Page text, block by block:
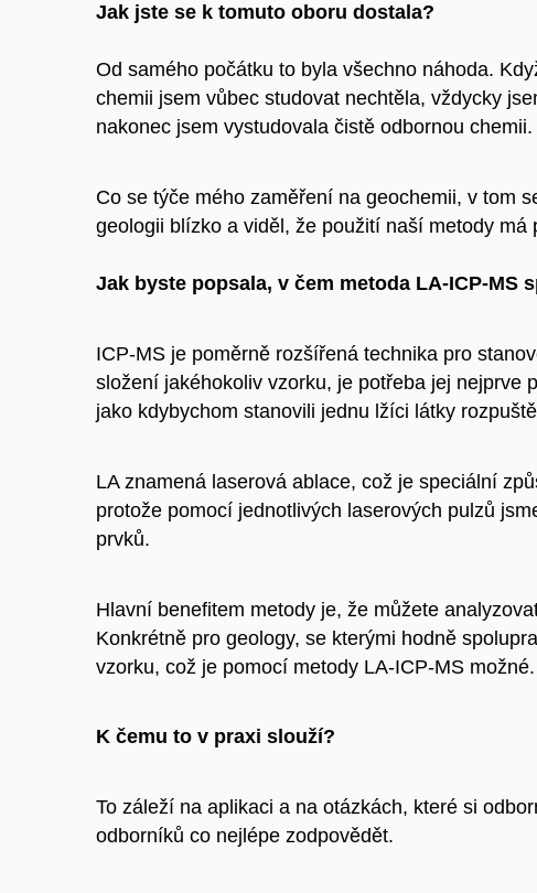
Jak jste se k tomuto oboru dostala?
Od samého počátku to byla všechno náhoda.
chemii jsem vůbec studovat nechtěla, vždycky
nakonec jsem vystudovala čistě odbornou chemii.
Co se týče mého zaměření na geochemii, v tom
geologii blízko a viděl, že použití naší metody má
Jak byste popsala, v čem metoda LA-ICP-MS
ICP-MS je poměrně rozšířená technika pro
složení jakéhokoliv vzorku, je potřeba jej nejprve
jako kdybychom stanovili jednu lžíci látky
LA znamená laserová ablace, což je speciální
protože pomocí jednotlivých laserových pulzů
prvků.
Hlavní benefitem metody je, že můžete
Konkrétně pro geology, se kterými hodně
vzorku, což je pomocí metody LA-ICP-MS možné.
K čemu to v praxi slouží?
To záleží na aplikaci a na otázkách, které si
odborníků co nejlépe zodpovědět.